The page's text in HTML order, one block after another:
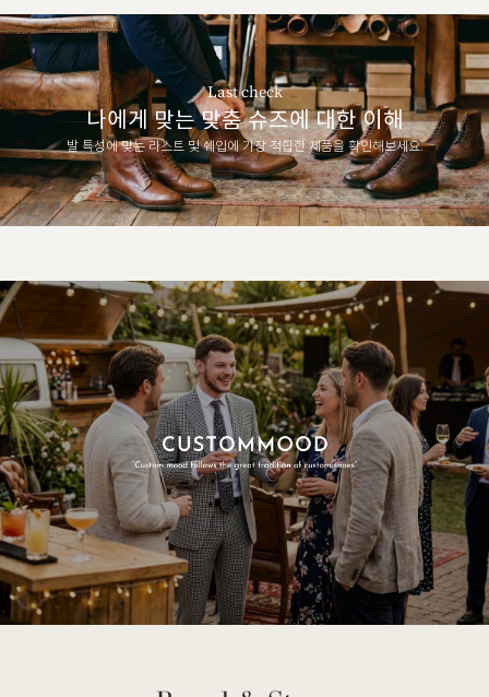
Last check
나에게 맞는 맞춤 슈즈에 대한 이해
발 특성에 맞는 라스트 및 쉐입에 가장 적합한 제품을 확인해보세요.